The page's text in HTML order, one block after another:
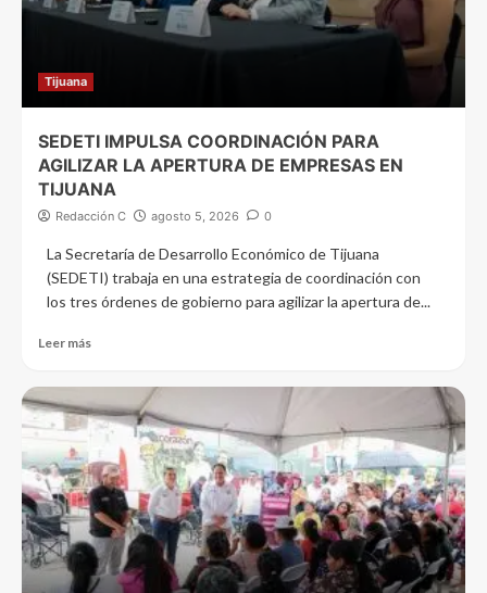
Tijuana
SEDETI IMPULSA COORDINACIÓN PARA
AGILIZAR LA APERTURA DE EMPRESAS EN
TIJUANA
Redacción C agosto 5, 2026 0
La Secretaría de Desarrollo Económico de Tijuana
(SEDETI) trabaja en una estrategia de coordinación con
los tres órdenes de gobierno para agilizar la apertura de...
Leer más